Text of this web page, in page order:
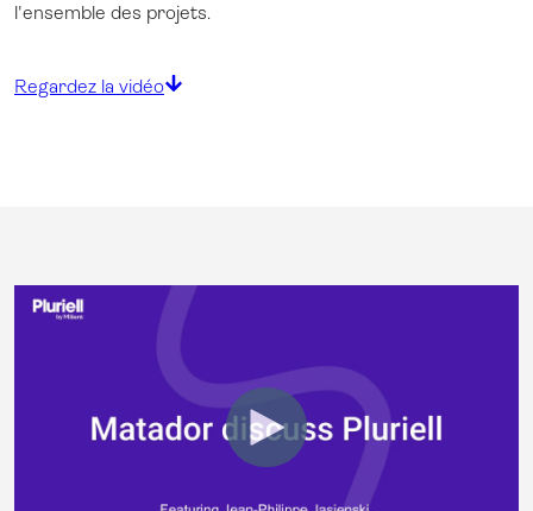
l'ensemble des projets.
Regardez la vidéo